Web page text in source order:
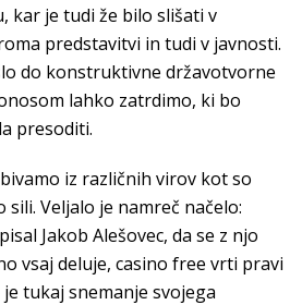
kar je tudi že bilo slišati v
predstavitvi in tudi v javnosti.
do konstruktivne državotvorne
lahko zatrdimo, ki bo
presoditi.
iz različnih virov kot so
sili. Veljalo je namreč načelo:
Jakob Alešovec, da se z njo
vsaj deluje, casino free vrti pravi
tukaj snemanje svojega